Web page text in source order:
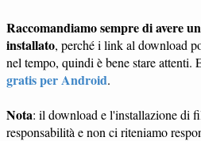
Raccomandiamo sempre di avere
installato, perché i link al download
nel tempo, quindi è bene stare attenti.
gratis per Android.
Nota: il download e l'installazione di
responsabilità e non ci riteniamo